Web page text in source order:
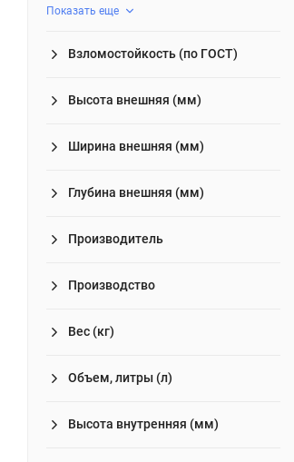
Показать еще
Взломостойкость (по ГОСТ)
Высота внешняя (мм)
Ширина внешняя (мм)
Глубина внешняя (мм)
Производитель
Производство
Вес (кг)
Объем, литры (л)
Высота внутренняя (мм)